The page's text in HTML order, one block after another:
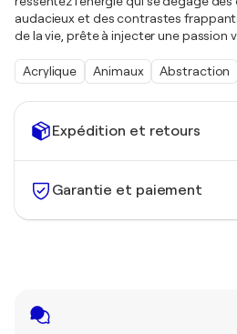
Expédition et retours
Garantie et paiement
audacieux et des contrastes
de la vie, prête à injecter une passion
Acrylique Animaux Abstraction